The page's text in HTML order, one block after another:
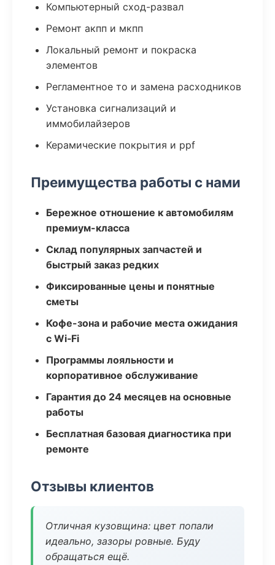
Компьютерный сход-развал
Ремонт акпп и мкпп
Локальный ремонт и покраска
элементов
Регламентное то и замена расходников
Установка сигнализаций и
иммобилайзеров
Керамические покрытия и ppf
Преимущества работы с нами
Бережное отношение к автомобилям
премиум-класса
Склад популярных запчастей и
быстрый заказ редких
Фиксированные цены и понятные
сметы
Кофе-зона и рабочие места ожидания
с Wi‑Fi
Программы лояльности и
корпоративное обслуживание
Гарантия до 24 месяцев на основные
работы
Бесплатная базовая диагностика при
ремонте
Отзывы клиентов
Отличная кузовщина: цвет попали
идеально, зазоры ровные. Буду
обращаться ещё.